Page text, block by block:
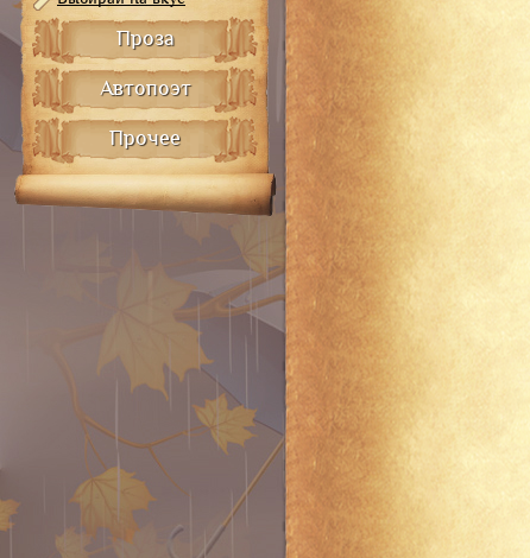
Проза
Автопоэт
Прочее